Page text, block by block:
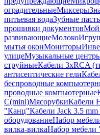
оградительныеМиксеры
питьевая водаЗубные
прошивки документов
развивающиеМолоко
мытья оконМониторы
улицеМузыкальные
струйныеКабели 3xRCA
антисептические гели
беспроводные
проводные компьютерные
C(mini)МясорубкиКабели
"Канц"Кабели Jack 3.5
оборудованиеНабор
вилка-вилкаНабор мебели